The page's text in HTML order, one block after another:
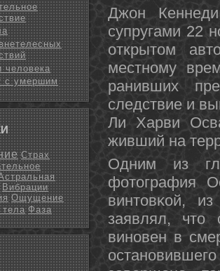
человека
с умершим
Страх
Вибрации
Ощущение
Фаза
Джон
супругами 22
открытом
местнοму
ранивших
следствие и
Ли Харви
живший на
Одним из
фотография
винтовκой,
заявлял, что
винοвен в